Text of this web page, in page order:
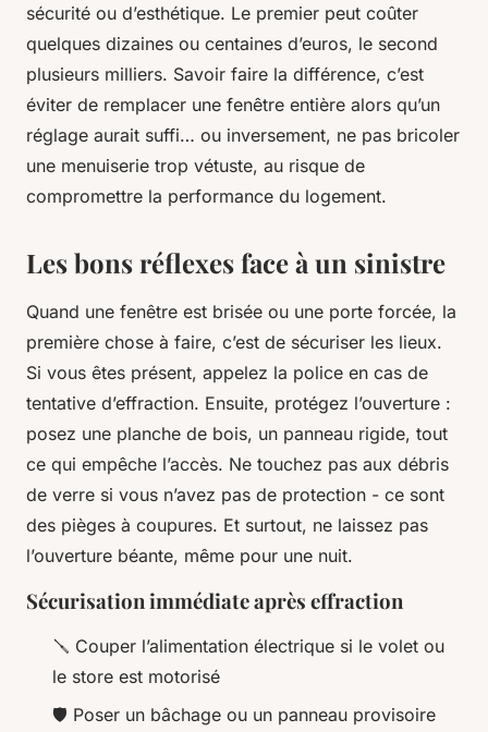
sécurité ou d’esthétique. Le premier peut coûter
quelques dizaines ou centaines d’euros, le second
plusieurs milliers. Savoir faire la différence, c’est
éviter de remplacer une fenêtre entière alors qu’un
réglage aurait suffi… ou inversement, ne pas bricoler
une menuiserie trop vétuste, au risque de
compromettre la performance du logement.
Les bons réflexes face à un sinistre
Quand une fenêtre est brisée ou une porte forcée, la
première chose à faire, c’est de sécuriser les lieux.
Si vous êtes présent, appelez la police en cas de
tentative d’effraction. Ensuite, protégez l’ouverture :
posez une planche de bois, un panneau rigide, tout
ce qui empêche l’accès. Ne touchez pas aux débris
de verre si vous n’avez pas de protection - ce sont
des pièges à coupures. Et surtout, ne laissez pas
l’ouverture béante, même pour une nuit.
Sécurisation immédiate après effraction
🪛 Couper l’alimentation électrique si le volet ou
le store est motorisé
🛡️ Poser un bâchage ou un panneau provisoire